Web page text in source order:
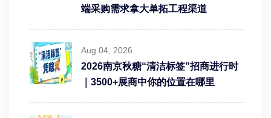
端采购需求拿大单拓工程渠道
Aug 04, 2026
2026南京秋糖“清洁标签”招商进行时
｜3500+展商中你的位置在哪里